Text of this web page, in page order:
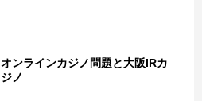
オンラインカジノ問題と大阪IRカ
ジノ